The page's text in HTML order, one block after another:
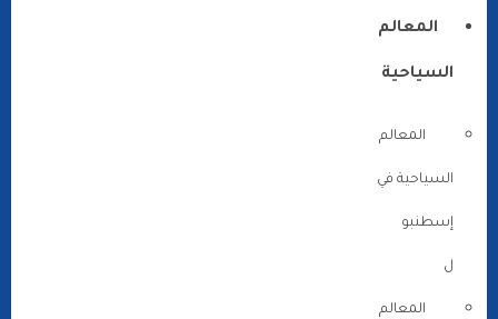
المعالم
السياحية
المعالم
السياحية في
إسطنبو
ل
المعالم